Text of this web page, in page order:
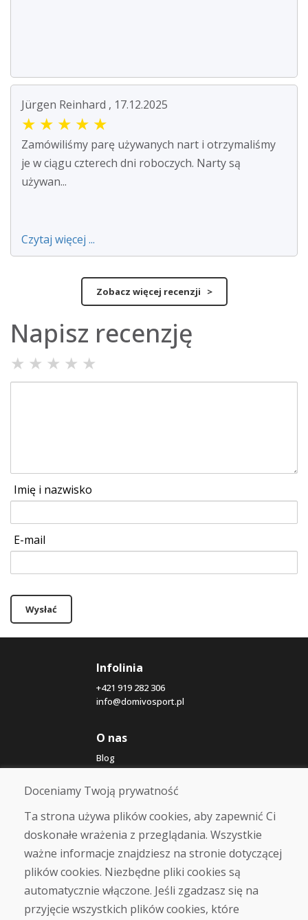
Jürgen Reinhard , 17.12.2025
★ ★ ★ ★ ★
Zamówiliśmy parę używanych nart i otrzymaliśmy
je w ciągu czterech dni roboczych. Narty są
używan...
Czytaj więcej ...
Zobacz więcej recenzji >
Napisz recenzję
★ ★ ★ ★ ★
Imię i nazwisko
E-mail
Wysłać
Infolinia
+421 919 282 306
info@domivosport.pl
O nas
Blog
O nas
Sklep
Kontakt
Zakup
Sklep internetowy
Warunki handlowe
Transport
Zapłata
Skarga
Doceniamy Twoją prywatność
Ta strona używa plików cookies, aby zapewnić Ci
doskonałe wrażenia z przeglądania. Wszystkie
ważne informacje znajdziesz na stronie dotyczącej
plików cookies. Niezbędne pliki cookies są
automatycznie włączone. Jeśli zgadzasz się na
przyjęcie wszystkich plików cookies, które